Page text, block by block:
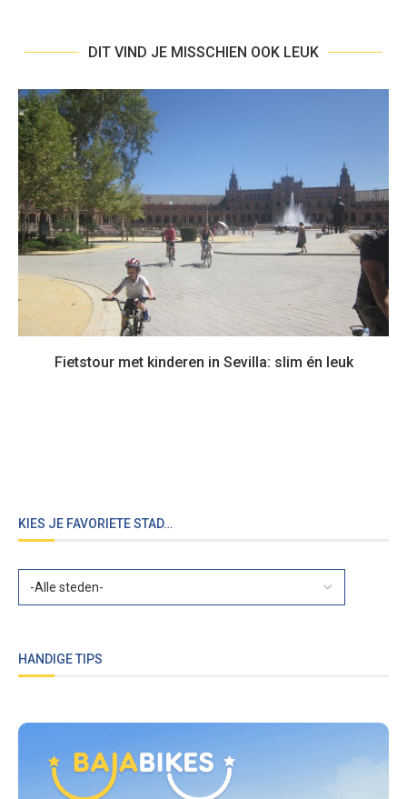
DIT VIND JE MISSCHIEN OOK LEUK
Fietstour met kinderen in Sevilla: slim én leuk
KIES JE FAVORIETE STAD…
HANDIGE TIPS